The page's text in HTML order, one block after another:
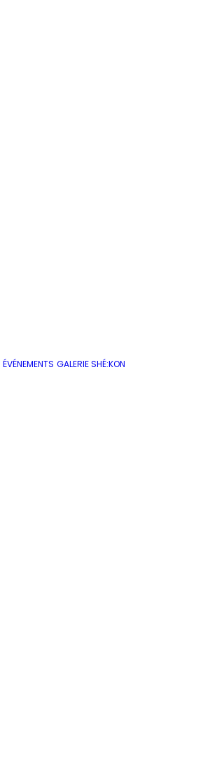
ÉVÉNEMENTS GALERIE SHÉ:KON